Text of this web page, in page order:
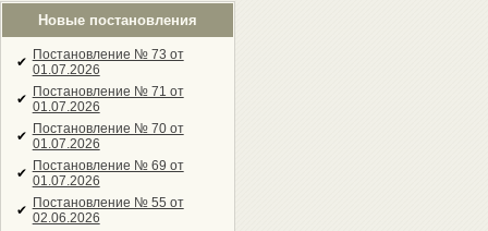
Новые постановления
✔ Постановление № 73 от
01.07.2026
✔ Постановление № 71 от
01.07.2026
✔ Постановление № 70 от
01.07.2026
✔ Постановление № 69 от
01.07.2026
✔ Постановление № 55 от
02.06.2026